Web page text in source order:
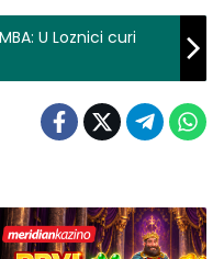
U Loznici curi